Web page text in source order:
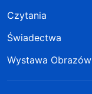
Czytania
Świadectwa
Wystawa Obrazów